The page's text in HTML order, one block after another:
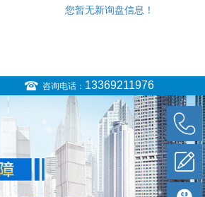
您暂无新询盘信息！
咨询电话： 13369211976